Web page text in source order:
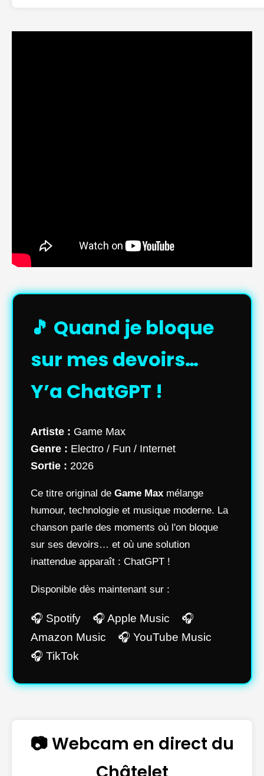
🎵 Quand je bloque
sur mes devoirs…
Y’a ChatGPT !
Artiste : Game Max
Genre : Electro / Fun / Internet
Sortie : 2026
Ce titre original de Game Max mélange
humour, technologie et musique moderne. La
chanson parle des moments où l'on bloque
sur ses devoirs… et où une solution
inattendue apparaît : ChatGPT !
Disponible dès maintenant sur :
🎧 Spotify 🎧 Apple Music 🎧
Amazon Music 🎧 YouTube Music
🎧 TikTok
📷 Webcam en direct du